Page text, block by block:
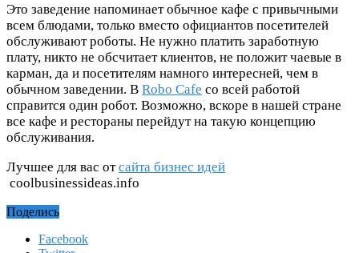
Это заведение напоминает обычное кафе с привычными
всем блюдами, только вместо официантов посетителей
обслуживают роботы. Не нужно платить заработную
плату, никто не обсчитает клиентов, не положит чаевые в
карман, да и посетителям намного интересней, чем в
обычном заведении. В Robo Cafe со всей работой
справится один робот. Возможно, вскоре в нашей стране
все кафе и рестораны перейдут на такую концепцию
обслуживания.
Лучшее для вас отсайта бизнес идей
coolbusinessideas.info
Поделись
Facebook